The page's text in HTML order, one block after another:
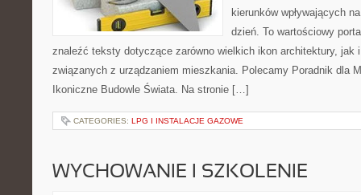
kierunków wpływających
dzień. To wartościowy
znaleźć teksty dotyczące zarówno wielkich ikon architektury, jak
związanych z urządzaniem mieszkania. Polecamy Poradnik dla
Ikoniczne Budowle Świata. Na stronie […]
CATEGORIES: LPG I INSTALACJE GAZOWE
WYCHOWANIE I SZKOLENIE